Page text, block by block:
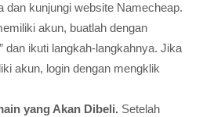
dan kunjungi website Namecheap.
akun, buatlah dengan
dan ikuti langkah-langkahnya. Jika
akun, login dengan mengklik
yang Akan Dibeli. Setelah